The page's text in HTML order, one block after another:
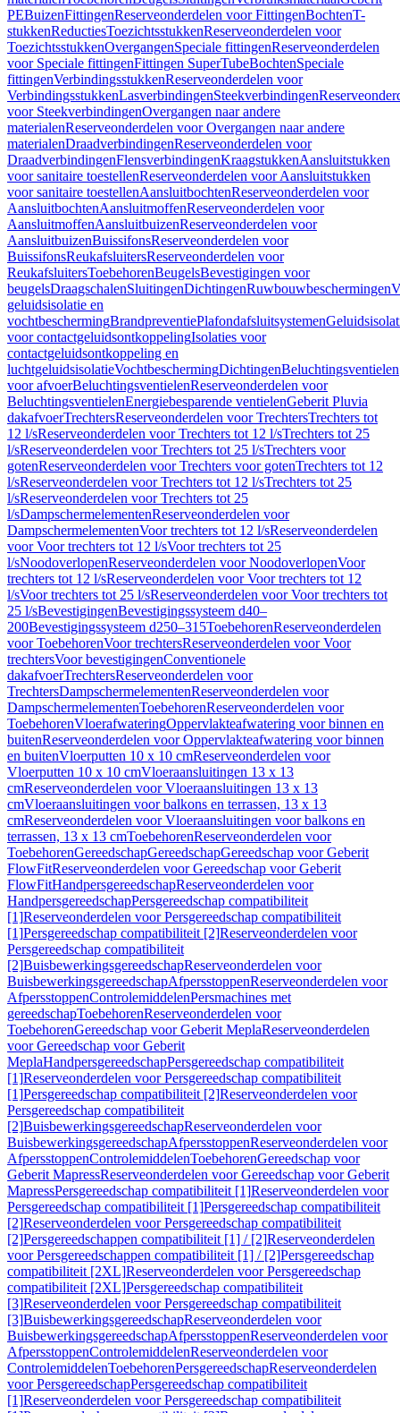
PEBuizenFittingenReserveonderdelen voor FittingenBochtenT-
stukkenReductiesToezichtsstukkenReserveonderdelen voor
ToezichtsstukkenOvergangenSpeciale fittingenReserveonderdelen
voor Speciale fittingenFittingen SuperTubeBochtenSpeciale
fittingenVerbindingsstukkenReserveonderdelen voor
VerbindingsstukkenLasverbindingenSteekverbindingen
voor SteekverbindingenOvergangen naar andere
materialenReserveonderdelen voor Overgangen naar andere
materialenDraadverbindingenReserveonderdelen voor
DraadverbindingenFlensverbindingenKraagstukkenAansluitstukken
voor sanitaire toestellenReserveonderdelen voor Aansluitstukken
voor sanitaire toestellenAansluitbochtenReserveonderdelen voor
AansluitbochtenAansluitmoffenReserveonderdelen voor
AansluitmoffenAansluitbuizenReserveonderdelen voor
AansluitbuizenBuissifonsReserveonderdelen voor
BuissifonsReukafsluitersReserveonderdelen voor
ReukafsluitersToebehorenBeugelsBevestigingen voor
beugelsDraagschalenSluitingenDichtingenRuwbouwbeschermingen
geluidsisolatie en
vochtbeschermingBrandpreventiePlafondafsluitsystemen
voor contactgeluidsontkoppelingIsolaties voor
contactgeluidsontkoppeling en
luchtgeluidsisolatieVochtbeschermingDichtingenBeluchtingsventielen
voor afvoerBeluchtingsventielenReserveonderdelen voor
BeluchtingsventielenEnergiebesparende ventielenGeberit Pluvia
dakafvoerTrechtersReserveonderdelen voor TrechtersTrechters tot
12 l/sReserveonderdelen voor Trechters tot 12 l/sTrechters tot 25
l/sReserveonderdelen voor Trechters tot 25 l/sTrechters voor
gotenReserveonderdelen voor Trechters voor gotenTrechters tot 12
l/sReserveonderdelen voor Trechters tot 12 l/sTrechters tot 25
l/sReserveonderdelen voor Trechters tot 25
l/sDampschermelementenReserveonderdelen voor
DampschermelementenVoor trechters tot 12 l/sReserveonderdelen
voor Voor trechters tot 12 l/sVoor trechters tot 25
l/sNoodoverlopenReserveonderdelen voor NoodoverlopenVoor
trechters tot 12 l/sReserveonderdelen voor Voor trechters tot 12
l/sVoor trechters tot 25 l/sReserveonderdelen voor Voor trechters tot
25 l/sBevestigingenBevestigingssysteem d40–
200Bevestigingssysteem d250–315ToebehorenReserveonderdelen
voor ToebehorenVoor trechtersReserveonderdelen voor Voor
trechtersVoor bevestigingenConventionele
dakafvoerTrechtersReserveonderdelen voor
TrechtersDampschermelementenReserveonderdelen voor
DampschermelementenToebehorenReserveonderdelen voor
ToebehorenVloerafwateringOppervlakteafwatering voor binnen en
buitenReserveonderdelen voor Oppervlakteafwatering voor binnen
en buitenVloerputten 10 x 10 cmReserveonderdelen voor
Vloerputten 10 x 10 cmVloeraansluitingen 13 x 13
cmReserveonderdelen voor Vloeraansluitingen 13 x 13
cmVloeraansluitingen voor balkons en terrassen, 13 x 13
cmReserveonderdelen voor Vloeraansluitingen voor balkons en
terrassen, 13 x 13 cmToebehorenReserveonderdelen voor
ToebehorenGereedschapGereedschapGereedschap voor Geberit
FlowFitReserveonderdelen voor Gereedschap voor Geberit
FlowFitHandpersgereedschapReserveonderdelen voor
HandpersgereedschapPersgereedschap compatibiliteit
[1]Reserveonderdelen voor Persgereedschap compatibiliteit
[1]Persgereedschap compatibiliteit [2]Reserveonderdelen voor
Persgereedschap compatibiliteit
[2]BuisbewerkingsgereedschapReserveonderdelen voor
BuisbewerkingsgereedschapAfpersstoppenReserveonderdelen voor
AfpersstoppenControlemiddelenPersmachines met
gereedschapToebehorenReserveonderdelen voor
ToebehorenGereedschap voor Geberit MeplaReserveonderdelen
voor Gereedschap voor Geberit
MeplaHandpersgereedschapPersgereedschap compatibiliteit
[1]Reserveonderdelen voor Persgereedschap compatibiliteit
[1]Persgereedschap compatibiliteit [2]Reserveonderdelen voor
Persgereedschap compatibiliteit
[2]BuisbewerkingsgereedschapReserveonderdelen voor
BuisbewerkingsgereedschapAfpersstoppenReserveonderdelen voor
AfpersstoppenControlemiddelenToebehorenGereedschap voor
Geberit MapressReserveonderdelen voor Gereedschap voor Geberit
MapressPersgereedschap compatibiliteit [1]Reserveonderdelen voor
Persgereedschap compatibiliteit [1]Persgereedschap compatibiliteit
[2]Reserveonderdelen voor Persgereedschap compatibiliteit
[2]Persgereedschappen compatibiliteit [1] / [2]Reserveonderdelen
voor Persgereedschappen compatibiliteit [1] / [2]Persgereedschap
compatibiliteit [2XL]Reserveonderdelen voor Persgereedschap
compatibiliteit [2XL]Persgereedschap compatibiliteit
[3]Reserveonderdelen voor Persgereedschap compatibiliteit
[3]BuisbewerkingsgereedschapReserveonderdelen voor
BuisbewerkingsgereedschapAfpersstoppenReserveonderdelen voor
AfpersstoppenControlemiddelenReserveonderdelen voor
ControlemiddelenToebehorenPersgereedschapReserveonderdelen
voor PersgereedschapPersgereedschap compatibiliteit
[1]Reserveonderdelen voor Persgereedschap compatibiliteit